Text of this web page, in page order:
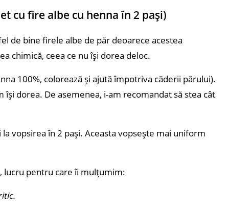
cu fire albe cu henna în 2 pași)
de bine firele albe de păr deoarece acestea
chimică, ceea ce nu își dorea deloc.
100%, colorează și ajută împotriva căderii părului).
dorea. De asemenea, i-am recomandat să stea cât
vopsirea în 2 pași. Aceasta vopsește mai uniform
lucru pentru care îi mulțumim: